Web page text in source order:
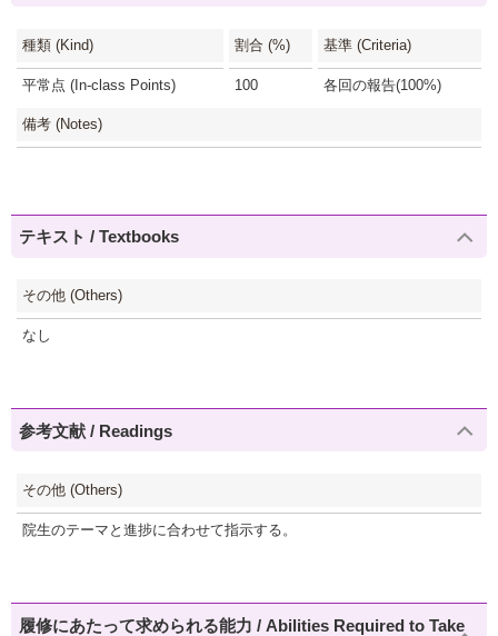
種類 (Kind) 割合 (%) 基準 (Criteria)
平常点 (In-class Points) 100 各回の報告(100%)
備考 (Notes)
テキスト / Textbooks
その他 (Others)
なし
参考文献 / Readings
その他 (Others)
院生のテーマと進捗に合わせて指示する。
履修にあたって求められる能力 / Abilities Required to Take